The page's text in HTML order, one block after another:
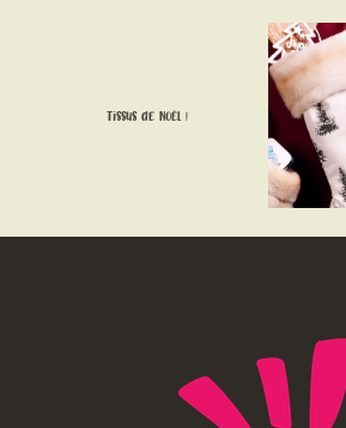
INFOS ÉVÈNEMENTS
NEWSLETTERS
NOUS SOUTENONS
Tissus de Noël !